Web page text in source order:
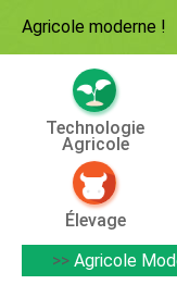
Agricole moderne !
Technologie
Agricole
Élevage
>> Agricole